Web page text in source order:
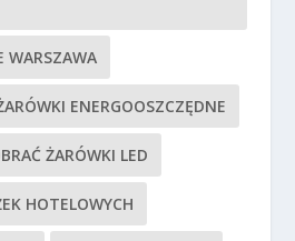
WARSZAWA
ENERGOOSZCZĘDNE
ŻARÓWKI LED
HOTELOWYCH